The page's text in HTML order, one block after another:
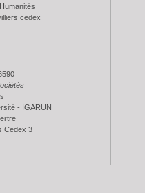
cedex
- IGARUN
Cedex 3